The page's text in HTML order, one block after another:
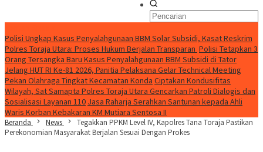
Polisi Ungkap Kasus Penyalahgunaan BBM Solar Subsidi, Kasat Reskrim
Polres Toraja Utara: Proses Hukum Berjalan Transparan Polisi Tetapkan 3
Orang Tersangka Baru Kasus Penyalahgunaan BBM Subsidi di Tator
Jelang HUT RI Ke-81 2026, Panitia Pelaksana Gelar Technical Meeting
Pekan Olahraga Tingkat Kecamatan Konda Ciptakan Kondusifitas
Wilayah, Sat Samapta Polres Toraja Utara Gencarkan Patroli Dialogis dan
Sosialisasi Layanan 110 Jasa Raharja Serahkan Santunan kepada Ahli
Waris Korban Kebakaran KM Mutiara Sentosa II
Beranda News
Tegakkan PPKM Level IV, Kapolres Tana Toraja Pastikan
Perekonomian Masyarakat Berjalan Sesuai Dengan Prokes